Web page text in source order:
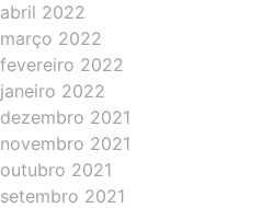
abril 2022
março 2022
fevereiro 2022
janeiro 2022
dezembro 2021
novembro 2021
outubro 2021
setembro 2021